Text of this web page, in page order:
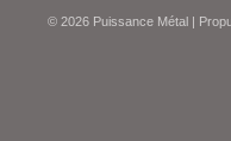
© 2026 Puissance Métal |